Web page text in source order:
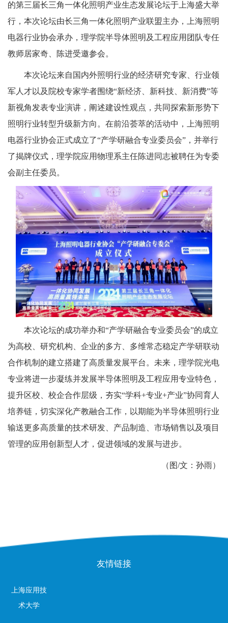
的第三届长三角一体化照明产业生态发展论坛于上海盛大举
行，本次论坛由长三角一体化照明产业联盟主办，上海照明
电器行业协会承办，理学院半导体照明及工程应用团队专任
教师居家奇、陈进受邀参会。
本次论坛来自国内外照明行业的经济研究专家、行业领
军人才以及院校专家学者围绕“新经济、新科技、新消费”等
新视角发表专业演讲，阐述建设性观点，共同探索新形势下
照明行业转型升级新方向。在前沿荟萃的活动中，上海照明
电器行业协会正式成立了“产学研融合专业委员会”，并举行
了揭牌仪式，理学院应用物理系主任陈进同志被聘任为专委
会副主任委员。
本次论坛的成功举办和“产学研融合专业委员会”的成立
为高校、研究机构、企业的多方、多维常态稳定产学研联动
合作机制的建立搭建了高质量发展平台。未来，理学院光电
专业将进一步凝练并发展半导体照明及工程应用专业特色，
提升区校、校企合作层级，夯实“学科+专业+产业”协同育人
培养链，切实深化产教融合工作，以期能为半导体照明行业
输送更多高质量的技术研发、产品制造、市场销售以及项目
管理的应用创新型人才，促进领域的发展与进步。
（图/文：孙雨）
友情链接
上海应用技
术大学